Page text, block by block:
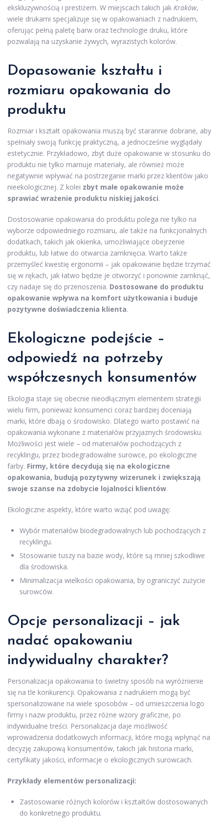
ekskluzywnością i prestiżem. W miejscach takich jak Kraków,
wiele drukarni specjalizuje się w opakowaniach z nadrukiem,
oferując pełną paletę barw oraz technologie druku, które
pozwalają na uzyskanie żywych, wyrazistych kolorów.
Dopasowanie kształtu i
rozmiaru opakowania do
produktu
Rozmiar i kształt opakowania muszą być starannie dobrane, aby
spełniały swoją funkcję praktyczną, a jednocześnie wyglądały
estetycznie. Przykładowo, zbyt duże opakowanie w stosunku do
produktu nie tylko marnuje materiały, ale również może
negatywnie wpływać na postrzeganie marki przez klientów jako
nieekologicznej. Z kolei zbyt małe opakowanie może
sprawiać wrażenie produktu niskiej jakości.
Dostosowanie opakowania do produktu polega nie tylko na
wyborze odpowiedniego rozmiaru, ale także na funkcjonalnych
dodatkach, takich jak okienka, umożliwiające obejrzenie
produktu, lub łatwe do otwarcia zamknięcia. Warto także
przemyśleć kwestię ergonomii – jak opakowanie będzie trzymać
się w rękach, jak łatwo będzie je otworzyć i ponownie zamknąć,
czy nadaje się do przenoszenia. Dostosowane do produktu
opakowanie wpływa na komfort użytkowania i buduje
pozytywne doświadczenia klienta.
Ekologiczne podejście –
odpowiedź na potrzeby
współczesnych konsumentów
Ekologia staje się obecnie nieodłącznym elementem strategii
wielu firm, ponieważ konsumenci coraz bardziej doceniają
marki, które dbają o środowisko. Dlatego warto postawić na
opakowania wykonane z materiałów przyjaznych środowisku.
Możliwości jest wiele – od materiałów pochodzących z
recyklingu, przez biodegradowalne surowce, po ekologiczne
farby. Firmy, które decydują się na ekologiczne
opakowania, budują pozytywny wizerunek i zwiększają
swoje szanse na zdobycie lojalności klientów.
Ekologiczne aspekty, które warto wziąć pod uwagę:
Wybór materiałów biodegradowalnych lub pochodzących z
recyklingu.
Stosowanie tuszy na bazie wody, które są mniej szkodliwe
dla środowiska.
Minimalizacja wielkości opakowania, by ograniczyć zużycie
surowców.
Opcje personalizacji – jak
nadać opakowaniu
indywidualny charakter?
Personalizacja opakowania to świetny sposób na wyróżnienie
się na tle konkurencji. Opakowania z nadrukiem mogą być
spersonalizowane na wiele sposobów – od umieszczenia logo
firmy i nazw produktu, przez różne wzory graficzne, po
indywidualne treści. Personalizacja daje możliwość
wprowadzenia dodatkowych informacji, które mogą wpłynąć na
decyzję zakupową konsumentów, takich jak historia marki,
certyfikaty jakości, informacje o ekologicznych surowcach.
Przykłady elementów personalizacji:
Zastosowanie różnych kolorów i kształtów dostosowanych
do konkretnego produktu.